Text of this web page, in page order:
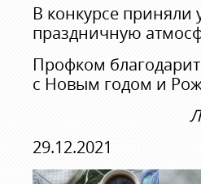
В конкурсе приняли
праздничную
Профком благодарит
с Новым годом и
29.12.2021